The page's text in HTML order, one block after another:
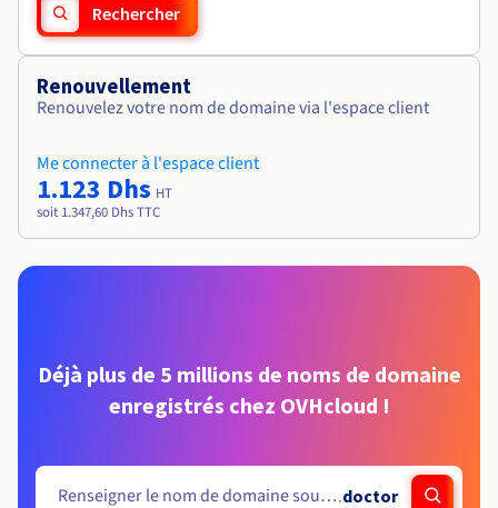
Rechercher
Renouvellement
Renouvelez votre nom de domaine via l'espace client
Me connecter à l'espace client
1.123 Dhs HT
soit 1.347,60 Dhs TTC
Déjà plus de 5 millions de noms de domaine
enregistrés chez OVHcloud !
.doctor